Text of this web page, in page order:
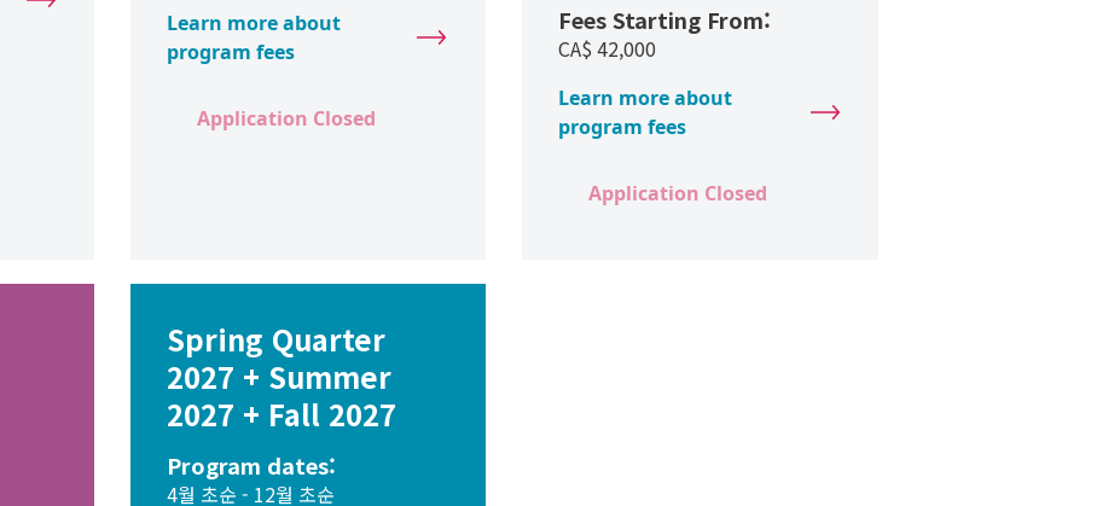
Learn more about
program fees
Application Closed
Fees Starting From:
CA$42,000
Learn more about
program fees
Application Closed
Spring Quarter
2027 + Summer
2027 + Fall 2027
Program dates:
4월 초순 - 12월 초순